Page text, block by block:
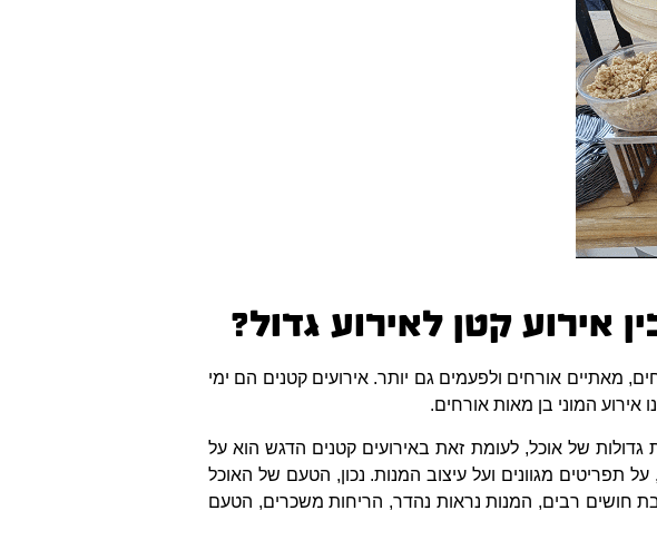
אירוע קטן לאירוע גדול?
מאתיים אורחים ולפעמים גם יותר. אירועים קטנים הם ימי
אירוע המוני בן מאות אורחים.
גדולות של אוכל, לעומת זאת באירועים קטנים הדגש הוא על
תפריטים מגוונים ועל עיצוב המנות. נכון, הטעם של האוכל
חושים רבים, המנות נראות נהדר, הריחות משכרים, הטעם